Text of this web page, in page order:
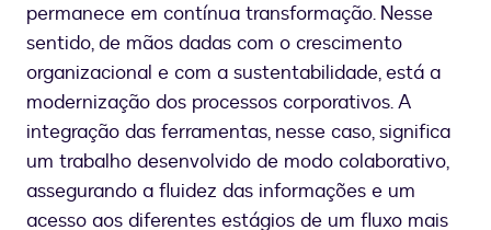
permanece em contínua transformação. Nesse
sentido, de mãos dadas com o crescimento
organizacional e com a sustentabilidade, está a
modernização dos processos corporativos. A
integração das ferramentas, nesse caso, significa
um trabalho desenvolvido de modo colaborativo,
assegurando a fluidez das informações e um
acesso aos diferentes estágios de um fluxo mais